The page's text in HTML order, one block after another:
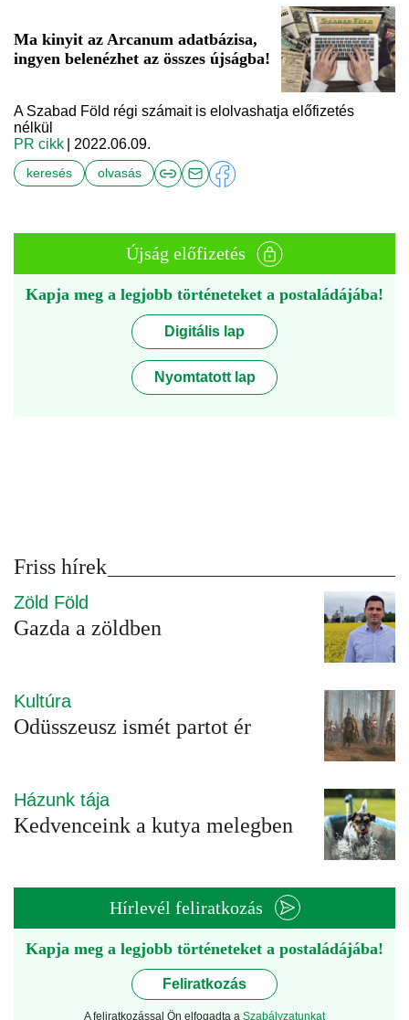
Ma kinyit az Arcanum adatbázisa,
ingyen belenézhet az összes újságba!
A Szabad Föld régi számait is elolvashatja előfizetés
nélkül
PR cikk
| 2022.06.09.
keresés olvasás
Újság előfizetés
Kapja meg a legjobb történeteket a postaládájába!
Digitális lap
Nyomtatott lap
Friss hírek
Zöld Föld
Gazda a zöldben
Kultúra
Odüsszeusz ismét partot ér
Házunk tája
Kedvenceink a kutya melegben
Hírlevél feliratkozás
Kapja meg a legjobb történeteket a postaládájába!
Feliratkozás
A feliratkozással Ön elfogadta a Szabályzatunkat